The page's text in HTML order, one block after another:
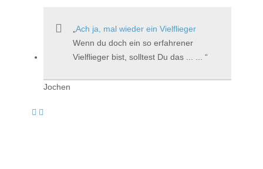
Ach ja, mal wieder ein Vielflieger
Wenn du doch ein so erfahrener
Vielflieger bist, solltest Du das ... ...
Jochen